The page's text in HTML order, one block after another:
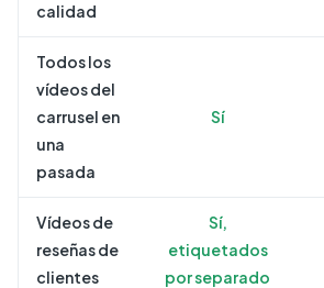
calidad
Todos los
vídeos del
carrusel en
una
pasada
Sí
Vídeos de
reseñas de
clientes
Sí,
etiquetados
por separado